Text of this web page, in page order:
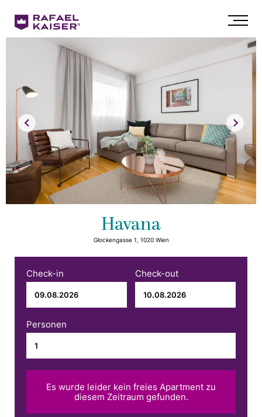
Havana
Glockengasse 1, 1020 Wien
Check-in Check-out
Personen
Es wurde leider kein freies Apartment zu
diesem Zeitraum gefunden.